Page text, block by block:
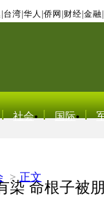
台湾 华人 侨网 财经 金融
社会 国际
> 正文
染 命根子被